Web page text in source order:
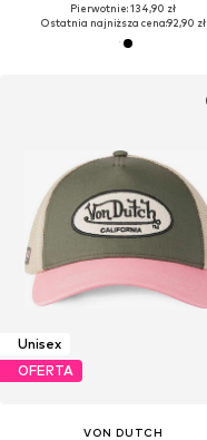
Pierwotnie: 134,90 zł
Ostatnia najniższa cena:92,90 zł
Unisex
OFERTA
VON DUTCH